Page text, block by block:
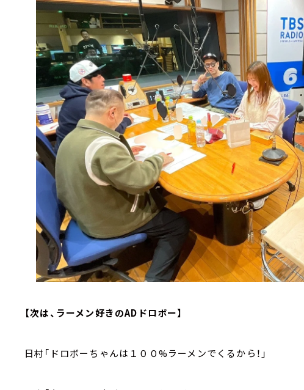
【次は、ラーメン好きのADドロボー】
日村「ドロボーちゃんは１００%ラーメンでくるから！」